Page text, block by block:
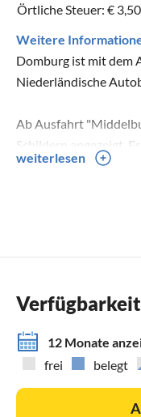
Örtliche Steuer: €
Weitere
Domburg ist mit dem
Niederländische
Ab Ausfahrt
Schildern angezeigt.
über gut gepflegte
Mit öffenlichen
Middelburg. Von dort
weiterlesen
Verfügbarkeit
12 Monate
frei
belegt